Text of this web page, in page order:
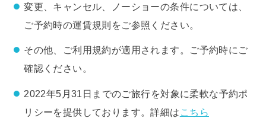
変更、キャンセル、ノーショーの条件については、
ご予約時の運賃規則をご参照ください。
その他、ご利用規約が適用されます。ご予約時にご
確認ください。
2022年5月31日までのご旅行を対象に柔軟な予約ポ
リシーを提供しております。詳細は こちら